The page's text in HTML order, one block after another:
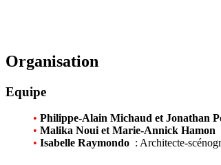
Organisation
Equipe
• Philippe-Alain Michaud et Jonathan
• Malika Noui et Marie-Annick Hamon
• Isabelle Raymondo : Architecte-